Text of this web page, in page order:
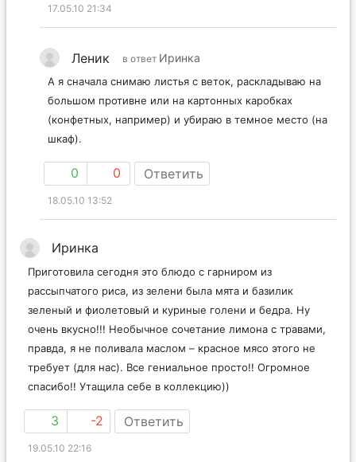
17.05.10 21:34
Леник в ответ Иринка
А я сначала снимаю листья с веток, раскладываю на
большом противне или на картонных каробках
(конфетных, например) и убираю в темное место (на
шкаф).
0 0 Ответить
18.05.10 13:52
Иринка
Приготовила сегодня это блюдо с гарниром из
рассыпчатого риса, из зелени была мята и базилик
зеленый и фиолетовый и куриные голени и бедра. Ну
очень вкусно!!! Необычное сочетание лимона с травами,
правда, я не поливала маслом – красное мясо этого не
требует (для нас). Все гениальное просто!! Огромное
спасибо!! Утащила себе в коллекцию))
3 -2 Ответить
19.05.10 22:16